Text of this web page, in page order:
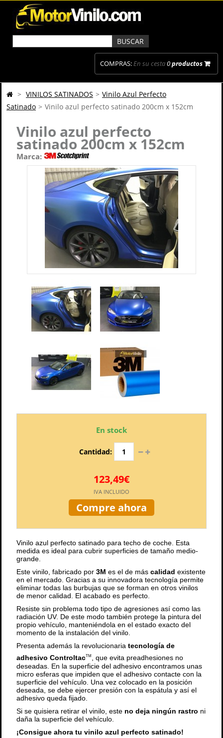
COMPRAS:En su cesta0productos
> VINILOS SATINADOS > Vinilo Azul Perfecto
Satinado > Vinilo azul perfecto satinado 200cm x 152cm
Vinilo azul perfecto
satinado 200cm x 152cm
Marca:
En stock
Cantidad:
123,49€
IVA INCLUIDO
Compre ahora
Vinilo azul perfecto satinado para techo de coche. Esta
medida es ideal para cubrir superficies de tamaño medio-
grande.
Este vinilo, fabricado por 3M es el de más calidad existente
en el mercado. Gracias a su innovadora tecnología permite
eliminar todas las burbujas que se forman en otros vinilos
de menor calidad. El acabado es perfecto.
Resiste sin problema todo tipo de agresiones así como las
radiación UV. De este modo también protege la pintura del
propio vehículo, manteniéndola en el estado exacto del
momento de la instalación del vinilo.
Presenta además la revolucionaria tecnología de
adhesivo ControltacTM
, que evita preadhesiones no
deseadas. En la superficie del adhesivo encontramos unas
micro esferas que impiden que el adhesivo contacte con la
superficie del vehículo. Una vez colocado en la posición
deseada, se debe ejercer presión con la espátula y así el
adhesivo queda fijado.
Si se quisiera retirar el vinilo, este no deja ningún rastro ni
daña la superficie del vehículo.
¡Consigue ahora tu vinilo azul perfecto satinado!